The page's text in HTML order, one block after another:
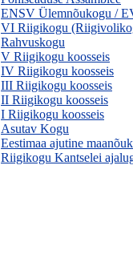
ENSV Ülemnõukogu /
VI Riigikogu
Rahvuskogu
V Riigikogu koosseis
IV Riigikogu koosseis
III Riigikogu koosseis
II Riigikogu koosseis
I Riigikogu koosseis
Asutav Kogu
Eestimaa ajutine
Riigikogu Kantselei